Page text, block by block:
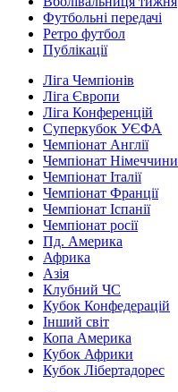
Футбольні передачі
Ретро футбол
Публікації
Ліга Чемпіонів
Ліга Європи
Ліга Конференцій
Суперкубок УЄФА
Чемпіонат Англії
Чемпіонат Німеччини
Чемпіонат Італії
Чемпіонат Франції
Чемпіонат Іспанії
Чемпіонат росії
Пд. Америка
Африка
Азія
Клубний ЧС
Кубок Конфедерацій
Інший світ
Копа Америка
Кубок Африки
Кубок Лібертадорес